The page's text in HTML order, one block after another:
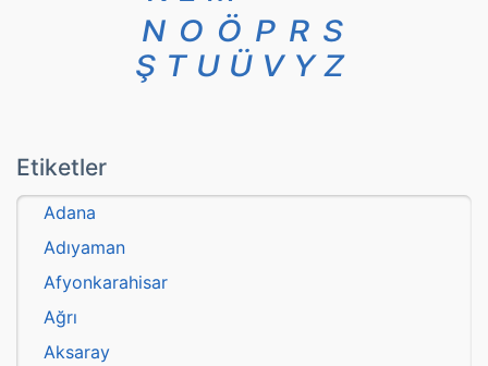
N O Ö P R S
Ş T U Ü V Y Z
Etiketler
Adana
Adıyaman
Afyonkarahisar
Ağrı
Aksaray